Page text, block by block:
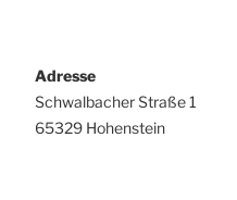
Adresse
Schwalbacher Straße 1
65329 Hohenstein